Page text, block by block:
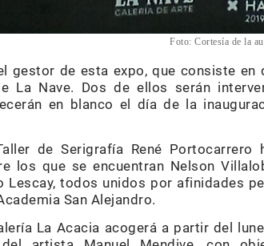
Foto: Cortesía de la
gestor de esta expo, que consiste
La Nave. Dos de ellos serán
en blanco el día de la
de Serigrafía René
los que se encuentran Nelson
Lescay, todos unidos por afinidades
San Alejandro.
La Acacia acogerá a partir del